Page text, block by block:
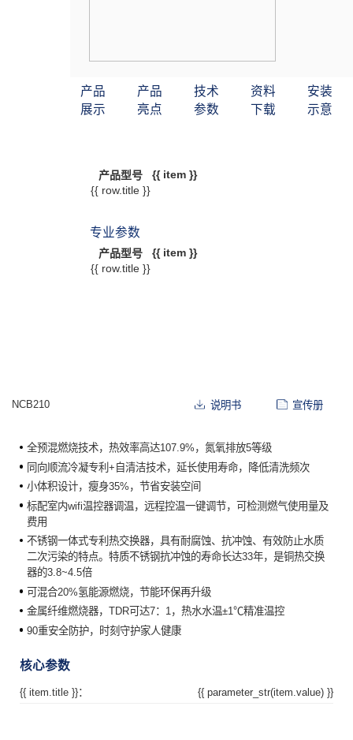
产品
展示
产品
亮点
技术
参数
资料
下载
安装
示意
产品型号
{{ item }}
{{ row.title }}
专业参数
产品型号
{{ item }}
{{ row.title }}
NCB210 说明书 宣传册
全预混燃烧技术，热效率高达107.9%，氮氧排放5等级
同向顺流冷凝专利+自清洁技术，延长使用寿命，降低清洗频次
小体积设计，瘦身35%，节省安装空间
标配室内wifi温控器调温，远程控温一键调节，可检测燃气使用量及
费用
不锈钢一体式专利热交换器，具有耐腐蚀、抗冲蚀、有效防止水质
二次污染的特点。特质不锈钢抗冲蚀的寿命长达33年，是铜热交换
器的3.8~4.5倍
可混合20%氢能源燃烧，节能环保再升级
金属纤维燃烧器，TDR可达7：1，热水水温±1℃精准温控
90重安全防护，时刻守护家人健康
核心参数
{{ item.title }}： {{ parameter_str(item.value) }}